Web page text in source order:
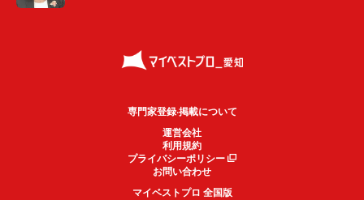
専門家登録·掲載について
運営会社
利用規約
プライバシーポリシー
お問い合わせ
マイベストプロ 全国版